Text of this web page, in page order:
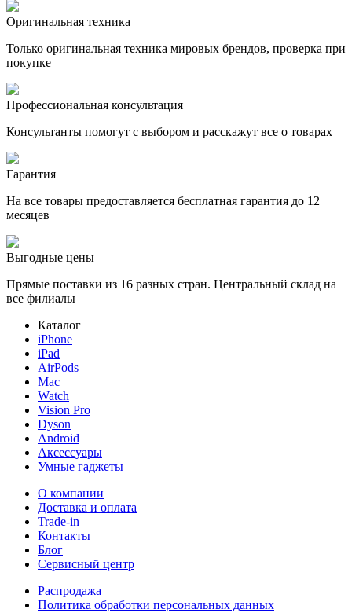
Оригинальная техника
Только оригинальная техника мировых брендов, проверка при
покупке
Профессиональная консультация
Консультанты помогут с выбором и расскажут все о товарах
Гарантия
На все товары предоставляется бесплатная гарантия до 12
месяцев
Выгодные цены
Прямые поставки из 16 разных стран. Центральный склад на
все филиалы
Каталог
iPhone
iPad
AirPods
Mac
Watch
Vision Pro
Dyson
Android
Аксессуары
Умные гаджеты
О компании
Доставка и оплата
Trade-in
Контакты
Блог
Сервисный центр
Распродажа
Политика обработки персональных данных